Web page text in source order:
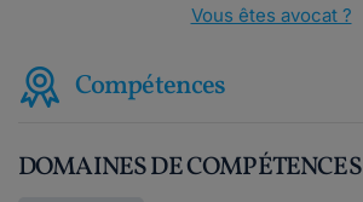
Vous êtes avocat ?
Compétences
DOMAINES DE COMPÉTENCES